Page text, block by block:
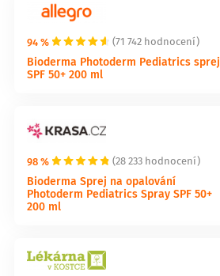
94 % (71 742 hodnocení)
Bioderma Photoderm Pediatrics sprej
SPF 50+ 200 ml
98 % (28 233 hodnocení)
Bioderma Sprej na opalování
Photoderm Pediatrics Spray SPF 50+
200 ml